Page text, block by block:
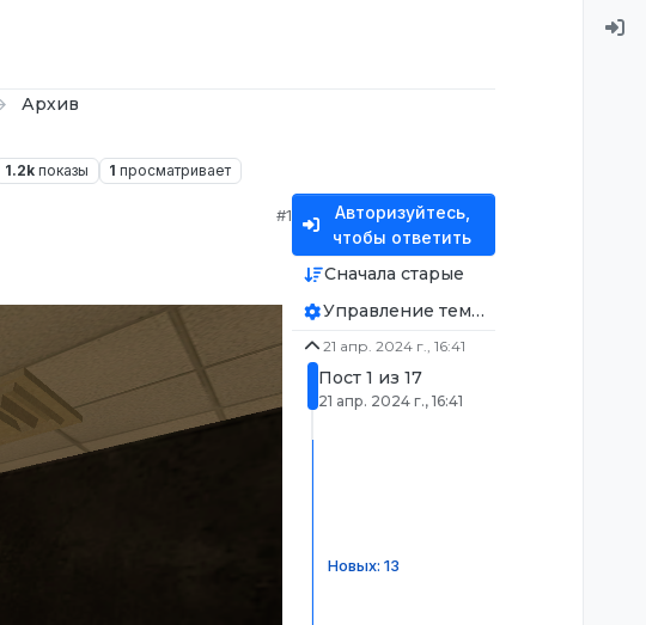
Архив
1.2k показы 1 просматривает
#1
Авторизуйтесь,
чтобы ответить
Сначала старые
Управление темой
21 апр. 2024 г., 16:41
Пост 1 из 17
21 апр. 2024 г., 16:41
Новых: 13